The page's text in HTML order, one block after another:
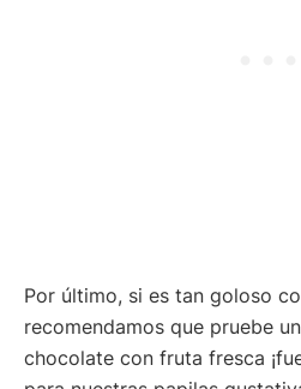
Por último, si es tan goloso
recomendamos que pruebe
chocolate con fruta fresca